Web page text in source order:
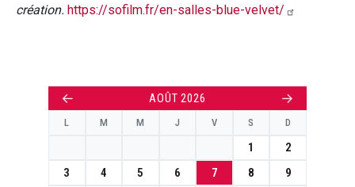
création. https://sofilm.fr/en-salles-blue-velvet/
← AOÛT 2026 →
L M M J V S D
1
2
3
4 5 6 7 8
9